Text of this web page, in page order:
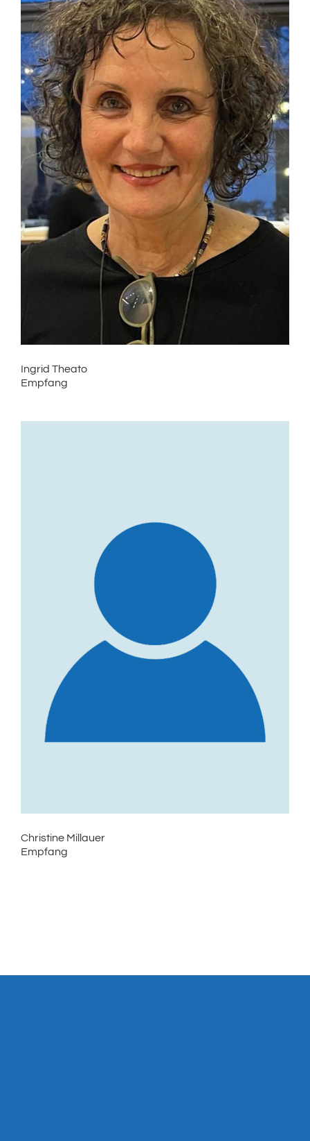
Ingrid Theato
Empfang
Christine Millauer
Empfang